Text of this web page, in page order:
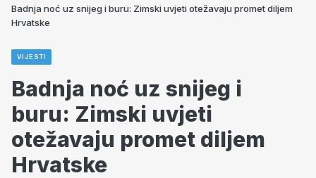
Badnja noć uz snijeg i buru: Zimski uvjeti otežavaju promet diljem
Hrvatske
VIJESTI
Badnja noć uz snijeg i
buru: Zimski uvjeti
otežavaju promet diljem
Hrvatske